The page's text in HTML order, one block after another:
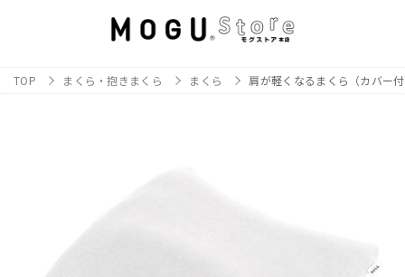
TOP まくら・抱きまくら まくら 肩が軽くなるまくら（カバー